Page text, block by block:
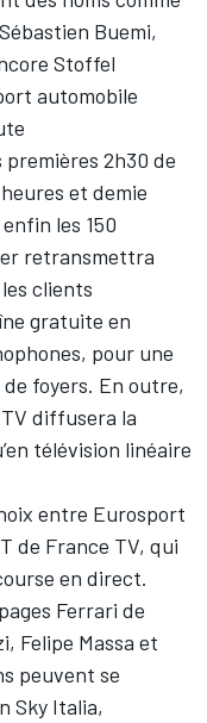
Buemi,
Stoffel
automobile
2h30 de
et demie
les 150
retransmettra
clients
gratuite en
pour une
foyers. En outre,
diffusera la
télévision linéaire
entre Eurosport
de France TV, qui
en direct.
Ferrari de
Felipe Massa et
peuvent se
Sky Italia,